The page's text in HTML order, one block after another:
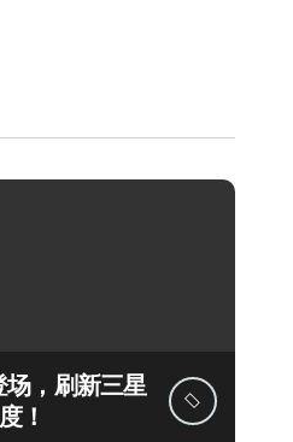
场，刷新三星
！